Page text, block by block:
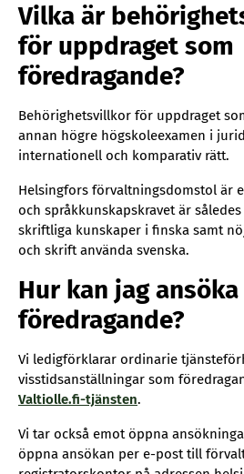
Vilka är
för uppdraget som
föredragande?
Behörighetsvillkor för uppdraget
annan högre högskoleexamen i
internationell och komparativ rätt.
Helsingfors förvaltningsdomstol är
och språkkunskapskravet är
skriftliga kunskaper i finska samt
och skrift använda svenska.
Hur kan jag
föredragande?
Vi ledigförklarar ordinarie
visstidsanställningar som
Valtiolle.fi-tjänsten.
Vi tar också emot öppna
öppna ansökan per e-post till